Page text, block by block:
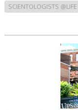
SCIENTOLOGISTS @LIFE